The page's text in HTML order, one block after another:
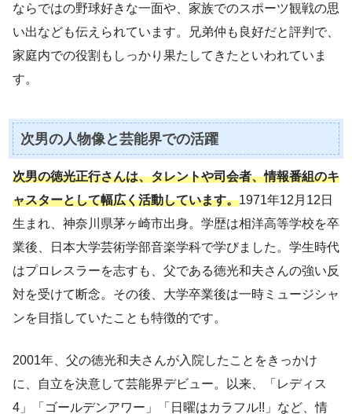
ならではの野球好きな一面や、家族でのスポーツ観戦の思
い出なども伝えられています。兄弟仲も良好だと評判で、
家庭内での役割もしっかり果たしてきたといわれていま
す。
次男の人物像と芸能界での活躍
次男の徳光正行さんは、タレントや司会者、情報番組のキ
ャスターとして幅広く活動しています。1971年12月12日
生まれ、神奈川県茅ヶ崎市出身。学歴は相洋高等学校を卒
業後、日本大学芸術学部音楽学科で学びました。学生時代
はプロレスラーを志すも、父である徳光和夫さんの強い反
対を受けて断念。その後、大学卒業後は一時ミュージシャ
ンを目指していたことも特徴的です。
2001年、父の徳光和夫さんが入院したことをきっかけ
に、自立を決意して芸能界デビュー。以来、「レディス
4」「ゴールデンアワー」「日曜はカラフル!!」など、情